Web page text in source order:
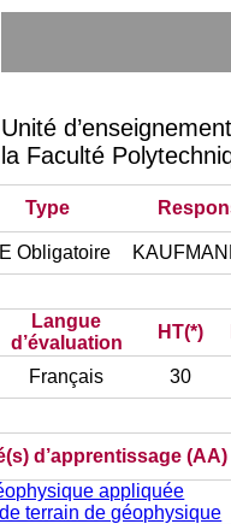
Unité
la Faculté
Type
Obligatoire
Langue
d’évaluation
HT(*)
Français 30
d’apprentissage (AA)
appliquée
terrain de géophysique